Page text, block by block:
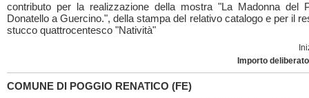
contributo per la realizzazione della mostra "La Madonna del
Donatello a Guercino.", della stampa del relativo catalogo e per il
stucco quattrocentesco "Natività"
Importo
COMUNE DI POGGIO RENATICO (FE)